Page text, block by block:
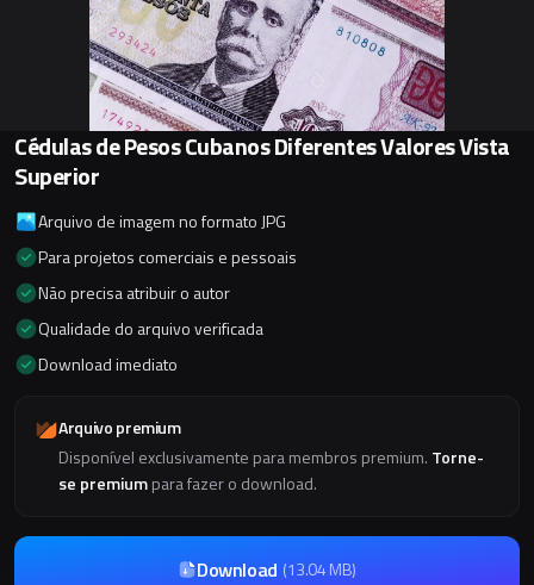
Cédulas de Pesos Cubanos Diferentes Valores Vista
Superior
Arquivo de imagem no formato JPG
Para projetos comerciais e pessoais
Não precisa atribuir o autor
Qualidade do arquivo verificada
Download imediato
Arquivo premium
Disponível exclusivamente para membros premium. Torne-
se premiumpara fazer o download.
Download (13.04 MB)